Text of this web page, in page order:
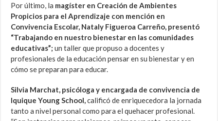
Por último, la magíster en Creación de Ambientes
Propicios para el Aprendizaje con mención en
Convivencia Escolar, Nataly Figueroa Carreño, presentó
“Trabajando en nuestro bienestar en las comunidades
educativas”; un taller que propuso a docentes y
profesionales de la educación pensar en su bienestar y en
cómo se preparan para educar.
Silvia Marchat, psicóloga y encargada de convivencia de
Iquique Young School,calificó de enriquecedora la jornada
tanto a nivel personal como para el quehacer profesional.